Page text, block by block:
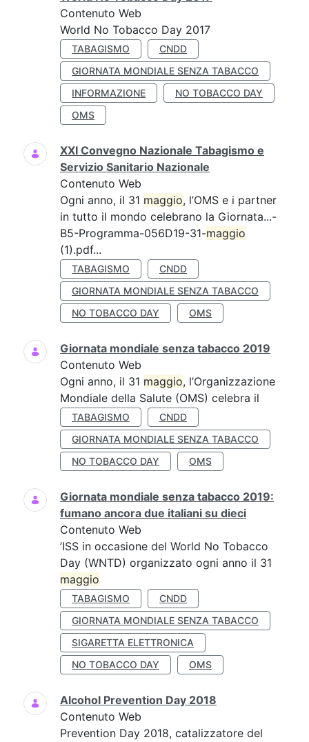
Contenuto Web
World No Tobacco Day 2017
TABAGISMO
CNDD
GIORNATA MONDIALE SENZA TABACCO
INFORMAZIONE
NO TOBACCO DAY
OMS
XXI Convegno Nazionale Tabagismo e
Servizio Sanitario Nazionale
Contenuto Web
Ogni anno, il 31 maggio, l’OMS e i partner
in tutto il mondo celebrano la Giornata...-
B5-Programma-056D19-31-maggio
(1).pdf...
TABAGISMO
CNDD
GIORNATA MONDIALE SENZA TABACCO
NO TOBACCO DAY
OMS
Giornata mondiale senza tabacco 2019
Contenuto Web
Ogni anno, il 31 maggio, l’Organizzazione
Mondiale della Salute (OMS) celebra il
TABAGISMO
CNDD
GIORNATA MONDIALE SENZA TABACCO
NO TOBACCO DAY
OMS
Giornata mondiale senza tabacco 2019:
fumano ancora due italiani su dieci
Contenuto Web
’ISS in occasione del World No Tobacco
Day (WNTD) organizzato ogni anno il 31
maggio
TABAGISMO
CNDD
GIORNATA MONDIALE SENZA TABACCO
SIGARETTA ELETTRONICA
NO TOBACCO DAY
OMS
Alcohol Prevention Day 2018
Contenuto Web
Prevention Day 2018, catalizzatore del